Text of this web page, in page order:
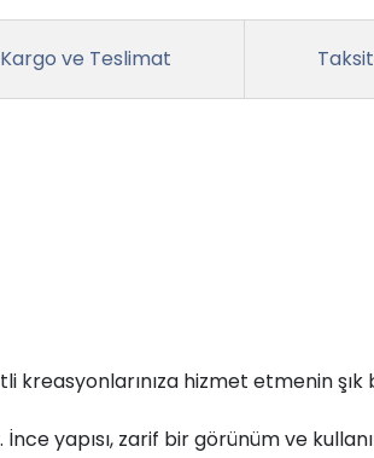
Kargo ve Teslimat
hizmet etmenin şık
yapısı, zarif bir görünüm ve